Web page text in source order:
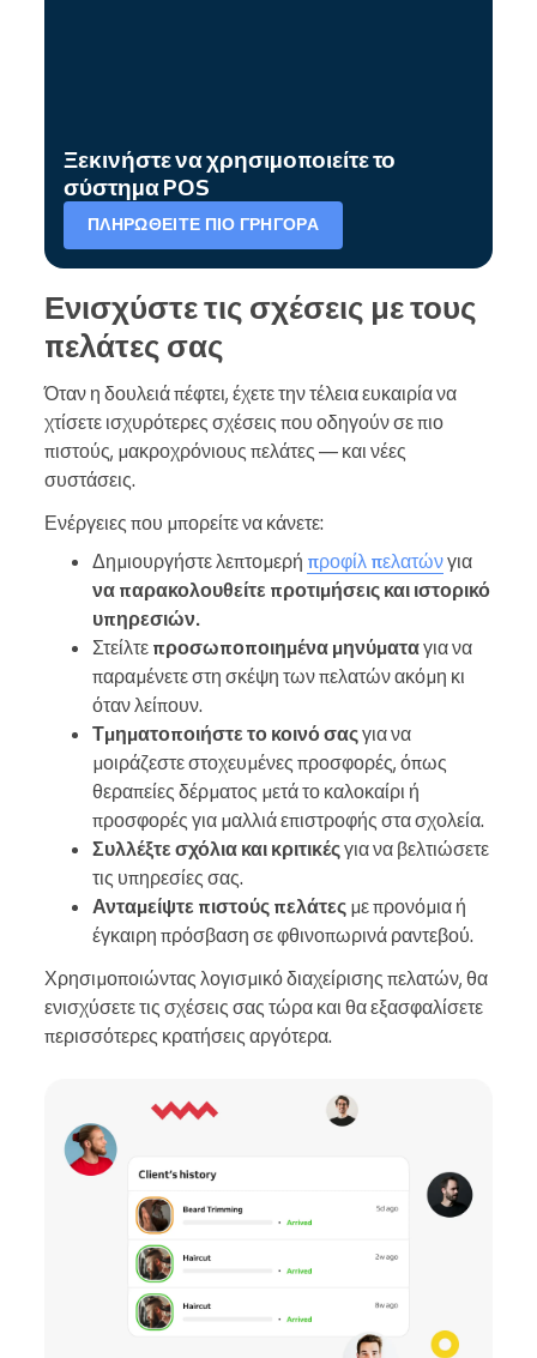
Ξεκινήστε να χρησιμοποιείτε το
σύστημα POS
ΠΛΗΡΩΘΕΊΤΕ ΠΙΟ ΓΡΉΓΟΡΑ
Ενισχύστε τις σχέσεις με τους
πελάτες σας
Όταν η δουλειά πέφτει, έχετε την τέλεια ευκαιρία να
χτίσετε ισχυρότερες σχέσεις που οδηγούν σε πιο
πιστούς, μακροχρόνιους πελάτες — και νέες
συστάσεις.
Ενέργειες που μπορείτε να κάνετε:
Δημιουργήστε λεπτομερή προφίλ πελατώνγια
να παρακολουθείτε προτιμήσεις και ιστορικό
υπηρεσιών.
Στείλτε προσωποποιημένα μηνύματαγια να
παραμένετε στη σκέψη των πελατών ακόμη κι
όταν λείπουν.
Τμηματοποιήστε το κοινό σαςγια να
μοιράζεστε στοχευμένες προσφορές, όπως
θεραπείες δέρματος μετά το καλοκαίρι ή
προσφορές για μαλλιά επιστροφής στα σχολεία.
Συλλέξτε σχόλια και κριτικέςγια να βελτιώσετε
τις υπηρεσίες σας.
Ανταμείψτε πιστούς πελάτες με προνόμια ή
έγκαιρη πρόσβαση σε φθινοπωρινά ραντεβού.
Χρησιμοποιώντας λογισμικό διαχείρισης πελατών, θα
ενισχύσετε τις σχέσεις σας τώρα και θα εξασφαλίσετε
περισσότερες κρατήσεις αργότερα.